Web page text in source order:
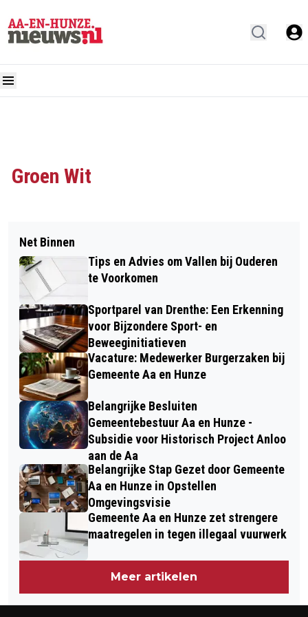
Groen Wit
Net Binnen
Tips en Advies om Vallen bij Ouderen
te Voorkomen
Sportparel van Drenthe: Een Erkenning
voor Bijzondere Sport- en
Beweeginitiatieven
Vacature: Medewerker Burgerzaken bij
Gemeente Aa en Hunze
Belangrijke Besluiten
Gemeentebestuur Aa en Hunze -
Subsidie voor Historisch Project Anloo
aan de Aa
Belangrijke Stap Gezet door Gemeente
Aa en Hunze in Opstellen
Omgevingsvisie
Gemeente Aa en Hunze zet strengere
maatregelen in tegen illegaal vuurwerk
Meer artikelen